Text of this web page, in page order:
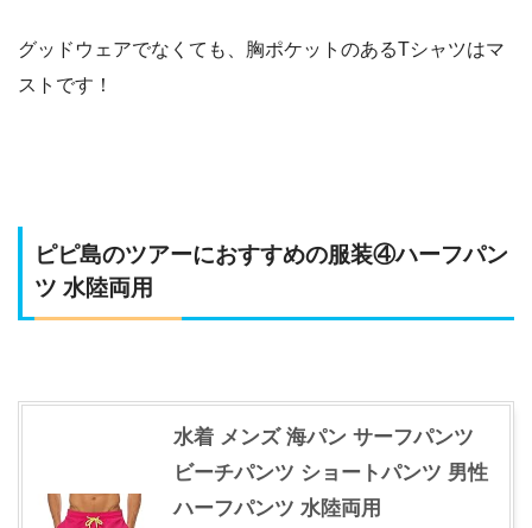
グッドウェアでなくても、胸ポケットのあるTシャツはマ
ストです！
ピピ島のツアーにおすすめの服装④ハーフパン
ツ 水陸両用
水着 メンズ 海パン サーフパンツ
ビーチパンツ ショートパンツ 男性
ハーフパンツ 水陸両用